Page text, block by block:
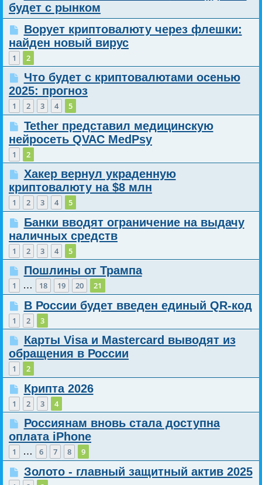
будет с рынком
Ворует криптовалюту через флешки:
найден новый вирус
1 2
Что будет с криптовалютами осенью
2025: прогноз
1 2 3 4 5
Tether представил медицинскую
нейросеть QVAC MedPsy
1 2
Хакер вернул украденную
криптовалюту на $8 млн
1 2 3 4 5
Банки вводят ограничение на выдачу
наличных средств
1 2 3 4 5
Пошлины от Трампа
1 … 18 19 20 21
В России будет введен единый QR-код
1 2 3
Карты Visa и Mastercard выводят из
обращения в России
1 2
Крипта 2026
1 2 3 4
Россиянам вновь стала доступна
оплата iPhone
1 … 6 7 8 9
Золото - главный защитный актив 2025